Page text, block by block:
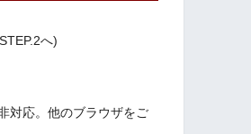
へ)
対応。他のブラウザをご